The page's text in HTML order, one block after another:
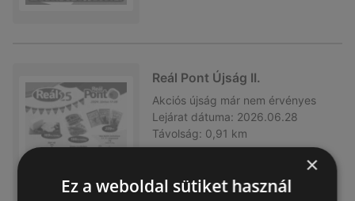
Reál Pont Újság II.
Akciós újság már nem érvényes
Lejárat dátuma: 2026.06.28
Távolság: 0,91 km
×
Ez a weboldal sütiket használ